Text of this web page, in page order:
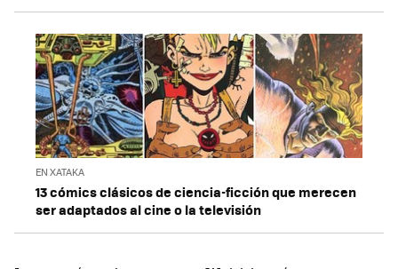
EN XATAKA
13 cómics clásicos de ciencia-ficción que merecen
ser adaptados al cine o la televisión